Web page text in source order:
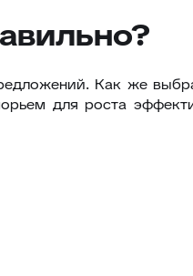
Как же
для роста